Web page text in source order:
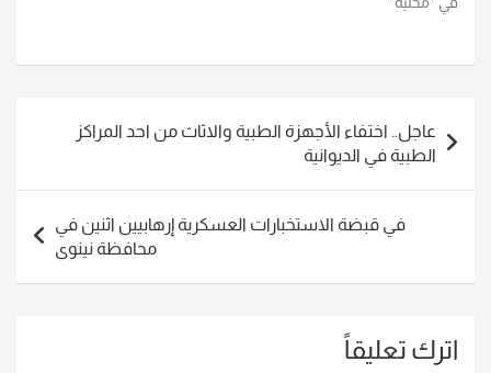
المقالات
عاجل.. اختفاء الأجهزة الطبية والاثاث من احد المراكز
الطبية في الديوانية
في قبضة الاستخبارات العسكرية إرهابيين اثنين في
محافظة نينوى
اترك تعليقاً